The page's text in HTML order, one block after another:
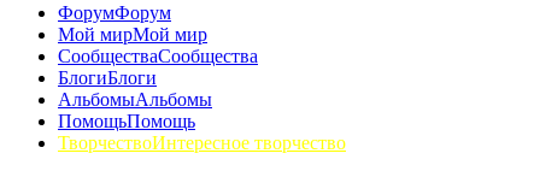
ФорумФорум
Мой мирМой мир
СообществаСообщества
БлогиБлоги
АльбомыАльбомы
ПомощьПомощь
ТворчествоИнтересное творчество